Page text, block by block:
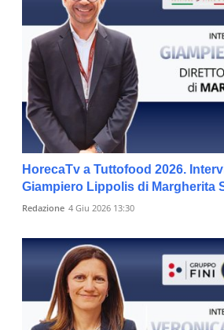
HorecaTv a Tuttofood 2026.
Giampiero Lippolis di Margherita
Redazione 4 Giu 2026 13:30